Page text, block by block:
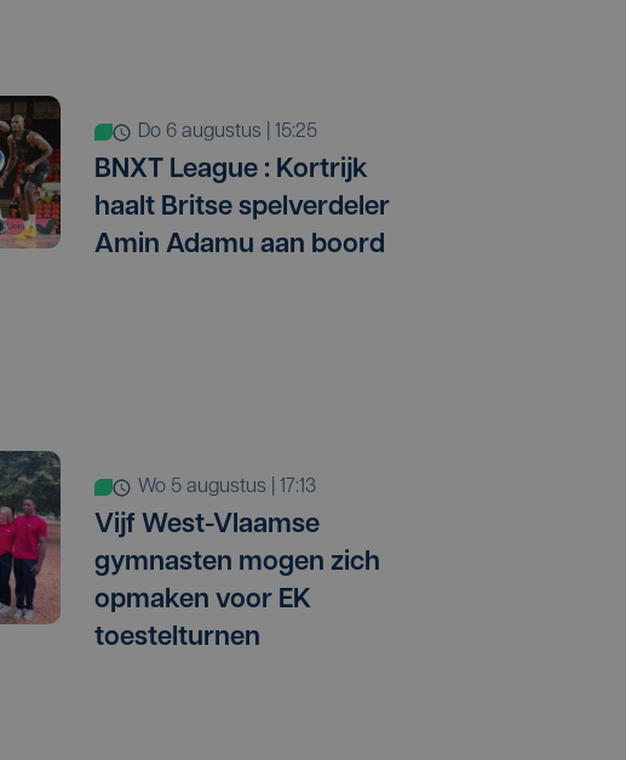
do 6 augustus | 15:25
BNXT League : Kortrijk
haalt Britse spelverdeler
Amin Adamu aan boord
wo 5 augustus | 17:13
Vijf West-Vlaamse
gymnasten mogen zich
opmaken voor EK
toestelturnen